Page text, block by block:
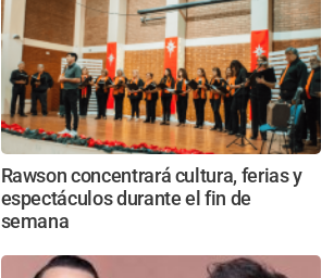
Rawson concentrará cultura, ferias y
espectáculos durante el fin de
semana